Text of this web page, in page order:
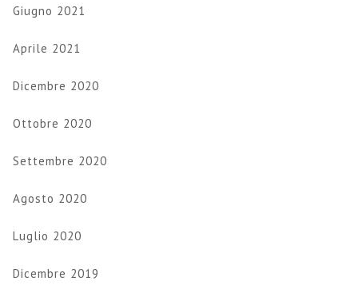
Giugno 2021
Aprile 2021
Dicembre 2020
Ottobre 2020
Settembre 2020
Agosto 2020
Luglio 2020
Dicembre 2019